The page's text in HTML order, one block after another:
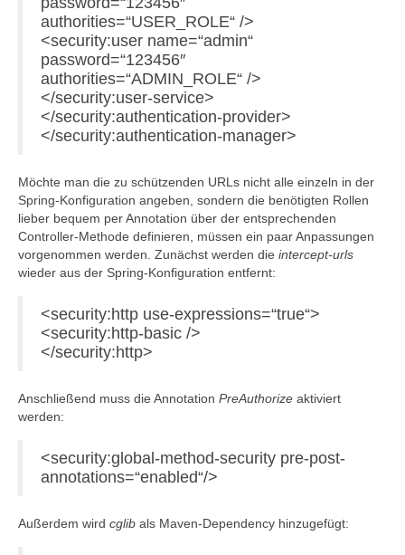
authorities=“USER_ROLE“ />
<security:user name=“admin“
password=“123456″
authorities=“ADMIN_ROLE“ />
</security:user-service>
</security:authentication-provider>
</security:authentication-manager>
Möchte man die zu schützenden URLs nicht alle einzeln in der
Spring-Konfiguration angeben, sondern die benötigten Rollen
lieber bequem per Annotation über der entsprechenden
Controller-Methode definieren, müssen ein paar Anpassungen
vorgenommen werden. Zunächst werden die intercept-urls
wieder aus der Spring-Konfiguration entfernt:
<security:http use-expressions=“true“>
<security:http-basic />
</security:http>
Anschließend muss die Annotation PreAuthorize aktiviert
werden:
<security:global-method-security pre-post-
annotations=“enabled“/>
Außerdem wird cglib als Maven-Dependency hinzugefügt: